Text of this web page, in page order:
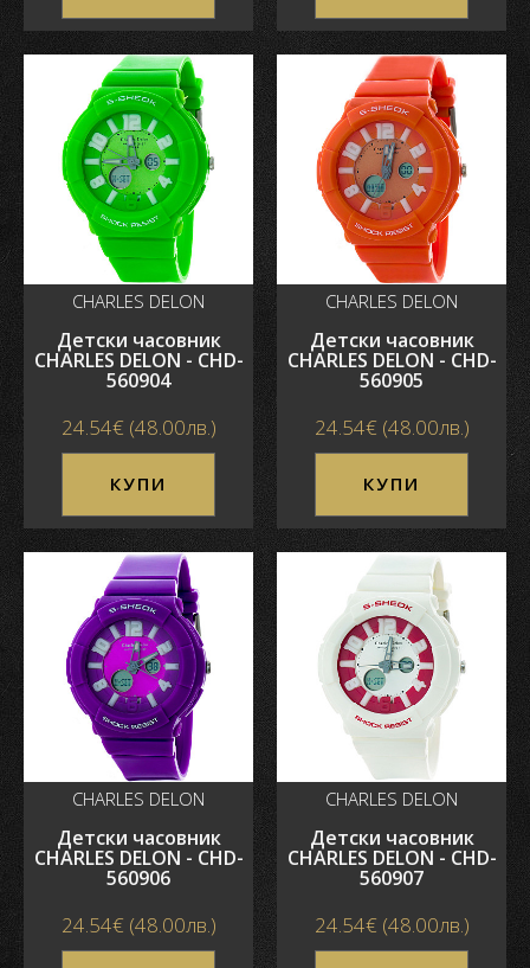
CHARLES DELON
Детски часовник
CHARLES DELON - CHD-
560904
24.54€ (48.00лв.)
КУПИ
CHARLES DELON
Детски часовник
CHARLES DELON - CHD-
560905
24.54€ (48.00лв.)
КУПИ
CHARLES DELON
Детски часовник
CHARLES DELON - CHD-
560906
24.54€ (48.00лв.)
CHARLES DELON
Детски часовник
CHARLES DELON - CHD-
560907
24.54€ (48.00лв.)